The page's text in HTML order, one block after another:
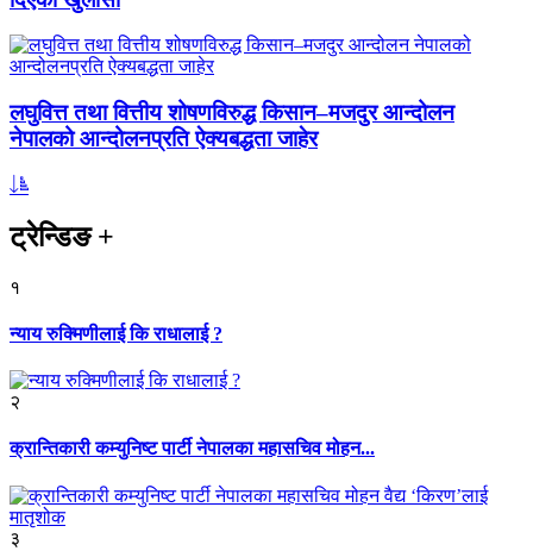
लघुवित्त तथा वित्तीय शोषणविरुद्ध किसान–मजदुर आन्दोलन
नेपालको आन्दोलनप्रति ऐक्यबद्धता जाहेर
ट्रेन्डिङ+
१
न्याय रुक्मिणीलाई कि राधालाई ?
२
क्रान्तिकारी कम्युनिष्ट पार्टी नेपालका महासचिव मोहन...
३